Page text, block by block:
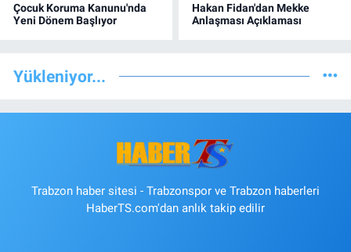
Çocuk Koruma Kanunu'nda
Yeni Dönem Başlıyor
Hakan Fidan'dan Mekke
Anlaşması Açıklaması
Yükleniyor...
Trabzon haber sitesi - Trabzonspor ve Trabzon haberleri
HaberTS.com'dan anlık takip edilir